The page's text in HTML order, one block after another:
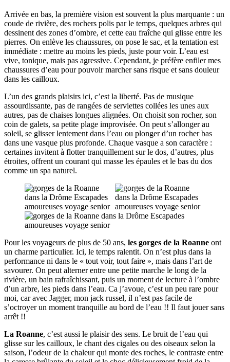
Arrivée en bas, la première vision est souvent la plus marquante : un
coude de rivière, des rochers polis par le temps, quelques arbres qui
dessinent des zones d’ombre, et cette eau fraîche qui glisse entre les
pierres. On enlève les chaussures, on pose le sac, et la tentation est
immédiate : mettre au moins les pieds, juste pour voir. L’eau est
vive, tonique, mais pas agressive. Cependant, je préfère enfiler mes
chaussures d’eau pour pouvoir marcher sans risque et sans douleur
dans les cailloux.
L’un des grands plaisirs ici, c’est la liberté. Pas de musique
assourdissante, pas de rangées de serviettes collées les unes aux
autres, pas de chaises longues alignées. On choisit son rocher, son
coin de galets, sa petite plage improvisée. On peut s’allonger au
soleil, se glisser lentement dans l’eau ou plonger d’un rocher bas
dans une vasque plus profonde. Chaque vasque a son caractère :
certaines invitent à flotter tranquillement sur le dos, d’autres, plus
étroites, offrent un courant qui masse les épaules et le bas du dos
comme un spa naturel.
Pour les voyageurs de plus de 50 ans, les gorges de la Roanne ont
un charme particulier. Ici, le temps ralentit. On n’est plus dans la
performance ni dans le « tout voir, tout faire », mais dans l’art de
savourer. On peut alterner entre une petite marche le long de la
rivière, un bain rafraîchissant, puis un moment de lecture à l’ombre
d’un arbre, les pieds dans l’eau. Ca j’avoue, c’est un peu rare pour
moi, car avec Jagger, mon jack russel, il n’est pas facile de
s’octroyer un moment tranquille au bord de l’eau !! Il faut jouer sans
arrêt !!
La Roanne, c’est aussi le plaisir des sens. Le bruit de l’eau qui
glisse sur les cailloux, le chant des cigales ou des oiseaux selon la
saison, l’odeur de la chaleur qui monte des roches, le contraste entre